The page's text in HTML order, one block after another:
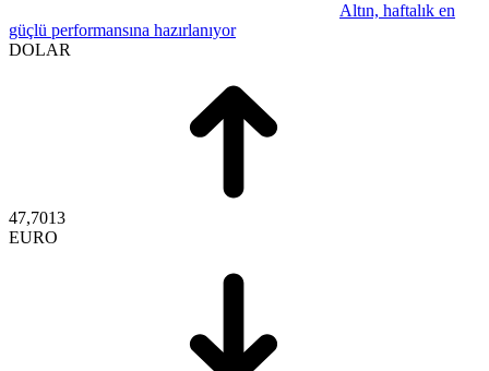
Altın, haftalık en
güçlü performansına hazırlanıyor
DOLAR
47,7013
EURO